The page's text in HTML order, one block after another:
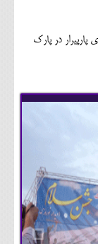
در پارک
›